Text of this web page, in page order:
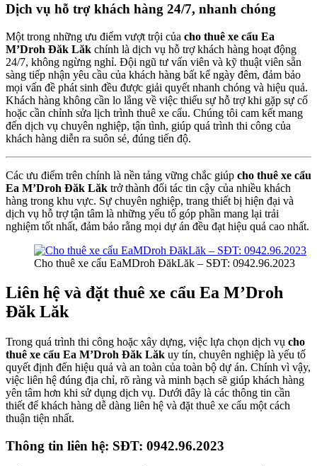
Dịch vụ hỗ trợ khách hàng 24/7, nhanh chóng
Một trong những ưu điểm vượt trội của cho thuê xe cẩu Ea
M’Droh Đăk Lăk chính là dịch vụ hỗ trợ khách hàng hoạt động
24/7, không ngừng nghỉ. Đội ngũ tư vấn viên và kỹ thuật viên sẵn
sàng tiếp nhận yêu cầu của khách hàng bất kể ngày đêm, đảm bảo
mọi vấn đề phát sinh đều được giải quyết nhanh chóng và hiệu quả.
Khách hàng không cần lo lắng về việc thiếu sự hỗ trợ khi gặp sự cố
hoặc cần chỉnh sửa lịch trình thuê xe cẩu. Chúng tôi cam kết mang
đến dịch vụ chuyên nghiệp, tận tình, giúp quá trình thi công của
khách hàng diễn ra suôn sẻ, đúng tiến độ.
Các ưu điểm trên chính là nền tảng vững chắc giúp cho thuê xe cẩu
Ea M’Droh Đăk Lăk trở thành đối tác tin cậy của nhiều khách
hàng trong khu vực. Sự chuyên nghiệp, trang thiết bị hiện đại và
dịch vụ hỗ trợ tận tâm là những yếu tố góp phần mang lại trải
nghiệm tốt nhất, đảm bảo rằng mọi dự án đều đạt hiệu quả cao nhất.
Cho thuê xe cẩu EaMDroh ĐăkLăk – SĐT: 0942.96.2023
Liên hệ và đặt thuê xe cẩu Ea M’Droh
Đăk Lăk
Trong quá trình thi công hoặc xây dựng, việc lựa chọn dịch vụ cho
thuê xe cẩu Ea M’Droh Đăk Lăk uy tín, chuyên nghiệp là yếu tố
quyết định đến hiệu quả và an toàn của toàn bộ dự án. Chính vì vậy,
việc liên hệ đúng địa chỉ, rõ ràng và minh bạch sẽ giúp khách hàng
yên tâm hơn khi sử dụng dịch vụ. Dưới đây là các thông tin cần
thiết để khách hàng dễ dàng liên hệ và đặt thuê xe cẩu một cách
thuận tiện nhất.
Thông tin liên hệ: SĐT: 0942.96.2023